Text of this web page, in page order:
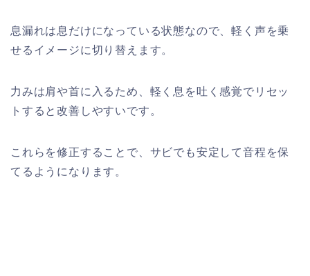
息漏れは息だけになっている状態なので、軽く声を乗
せるイメージに切り替えます。
力みは肩や首に入るため、軽く息を吐く感覚でリセッ
トすると改善しやすいです。
これらを修正することで、サビでも安定して音程を保
てるようになります。